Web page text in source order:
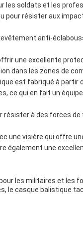
les soldats et les
pour résister aux
anti-
une excellente
dans les zones de
est fabriqué à partir
ce qui en fait un
résister à des forces
une visière qui offre
également une
les militaires et les
le casque balistique